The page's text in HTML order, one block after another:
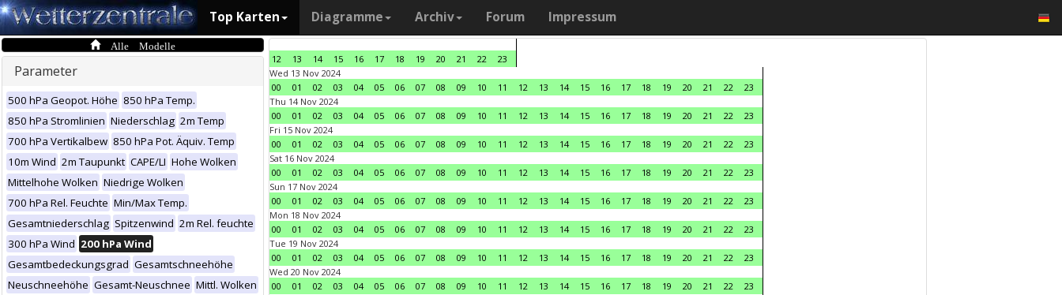
Top Karten Diagramme Archiv Forum Impressum
Alle Modelle
Parameter
500 hPa Geopot. Höhe 850 hPa Temp.
850 hPa Stromlinien Niederschlag 2m Temp
700 hPa Vertikalbew 850 hPa Pot. Äquiv. Temp
10m Wind 2m Taupunkt CAPE/LI Hohe Wolken
Mittelhohe Wolken Niedrige Wolken
700 hPa Rel. Feuchte Min/Max Temp.
Gesamtniederschlag Spitzenwind 2m Rel. feuchte
300 hPa Wind 200 hPa Wind
Gesamtbedeckungsgrad Gesamtschneehöhe
Neuschneehöhe Gesamt-Neuschnee Mittl. Wolken
12 13 14 15 16 17 18 19 20 21 22
23
Wed 13 Nov 2024
00
01 02 03 04 05 06 07 08 09 10 11 12 13 14 15 16 17 18 19 20 21 22
23
Thu 14 Nov 2024
00
01 02 03 04 05 06 07 08 09 10 11 12 13 14 15 16 17 18 19 20 21 22
23
Fri 15 Nov 2024
00
01 02 03 04 05 06 07 08 09 10 11 12 13 14 15 16 17 18 19 20 21 22
23
Sat 16 Nov 2024
00
01 02 03 04 05 06 07 08 09 10 11 12 13 14 15 16 17 18 19 20 21 22
23
Sun 17 Nov 2024
00
01 02 03 04 05 06 07 08 09 10 11 12 13 14 15 16 17 18 19 20 21 22
23
Mon 18 Nov 2024
00
01 02 03 04 05 06 07 08 09 10 11 12 13 14 15 16 17 18 19 20 21 22
23
Tue 19 Nov 2024
00
01 02 03 04 05 06 07 08 09 10 11 12 13 14 15 16 17 18 19 20 21 22
23
Wed 20 Nov 2024
00
01 02 03 04 05 06 07 08 09 10 11 12 13 14 15 16 17 18 19 20 21 22
23